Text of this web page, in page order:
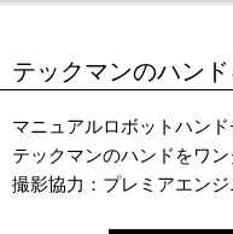
テックマンのハン
マニュアルロボットハンド
テックマンのハンドをワ
撮影協力：プレミアエン